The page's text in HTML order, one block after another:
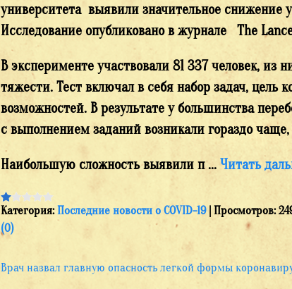
университета выявили значительное снижение
Исследование опубликовано в журнале The
В эксперименте участвовали 81 337 человек, из
тяжести. Тест включал в себя набор задач,
возможностей. В результате у большинства
с выполнением заданий возникали гораздо
Наибольшую сложность выявили п... Читать
Категория: Последние новости о COVID-19 | Просмотров:
(0)
Врач назвал главную опасность легкой формы